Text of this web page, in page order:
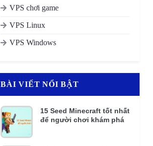
VPS chơi game
VPS Linux
VPS Windows
BÀI VIẾT NỔI BẬT
15 Seed Minecraft tốt nhất
để người chơi khám phá